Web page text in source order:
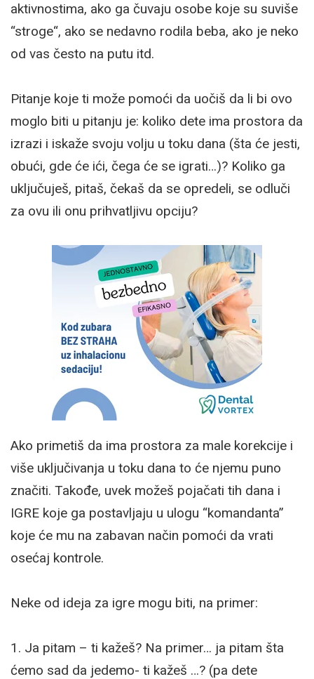
aktivnostima, ako ga čuvaju osobe koje su suviše
“stroge“, ako se nedavno rodila beba, ako je neko
od vas često na putu itd.
Pitanje koje ti može pomoći da uočiš da li bi ovo
moglo biti u pitanju je: koliko dete ima prostora da
izrazi i iskaže svoju volju u toku dana (šta će jesti,
obući, gde će ići, čega će se igrati…)? Koliko ga
uključuješ, pitaš, čekaš da se opredeli, se odluči
za ovu ili onu prihvatljivu opciju?
Ako primetiš da ima prostora za male korekcije i
više uključivanja u toku dana to će njemu puno
značiti. Takođe, uvek možeš pojačati tih dana i
IGRE koje ga postavljaju u ulogu “komandanta”
koje će mu na zabavan način pomoći da vrati
osećaj kontrole.
Neke od ideja za igre mogu biti, na primer:
1. Ja pitam – ti kažeš? Na primer… ja pitam šta
ćemo sad da jedemo- ti kažeš …? (pa dete